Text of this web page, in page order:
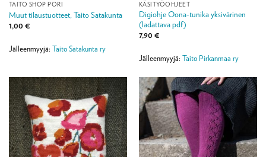
TAITO SHOP PORI
Muut tilaustuotteet, Taito Satakunta
1,00 €
Jälleenmyyjä: Taito Satakunta ry
KÄSITYÖOHJEET
Digiohje Oona-tunika yksivärinen
(ladattava pdf)
7,90 €
Jälleenmyyjä: Taito Pirkanmaa ry